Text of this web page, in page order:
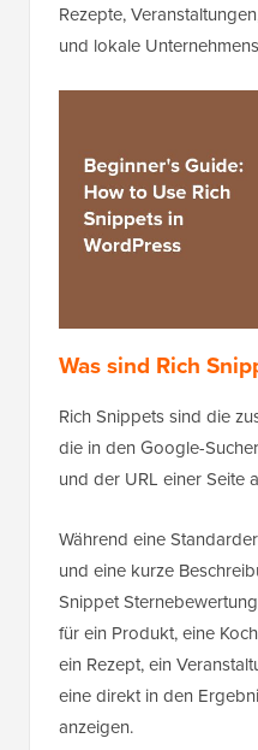
Rezepte,
und lokale
Was sind Rich
Rich Snippets sind die
die in den Google-
und der URL einer Seite
Während eine
und eine kurze
Snippet
für ein Produkt, eine
ein Rezept, ein
eine direkt in den
anzeigen.